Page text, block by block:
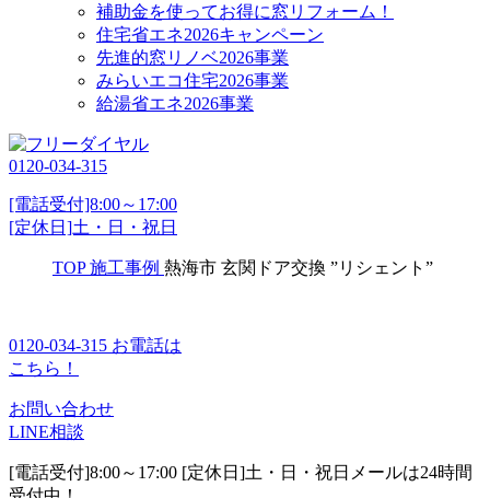
補助金を使ってお得に窓リフォーム！
住宅省エネ2026キャンペーン
先進的窓リノベ2026事業
みらいエコ住宅2026事業
給湯省エネ2026事業
0120-034-315
[電話受付]8:00～17:00
[定休日]土・日・祝日
TOP 施工事例 熱海市 玄関ドア交換 ”リシェント”
0120-034-315 お電話は
こちら！
お問い合わせ
LINE相談
[電話受付]8:00～17:00 [定休日]土・日・祝日 メールは24時間